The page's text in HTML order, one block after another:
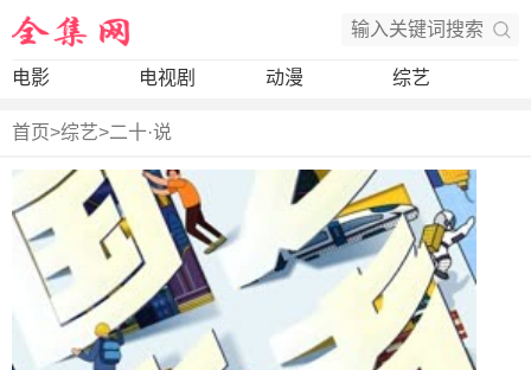
电影 电视剧 动漫 综艺
首页>综艺>二十·说